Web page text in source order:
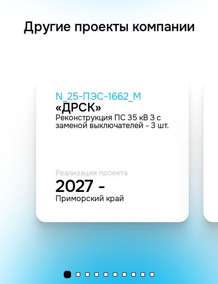
Другие проекты компании
N_25-ПЭС-1662_M
«ДРСК»
Реконструкция ПС 35 кВ З с
заменой выключателей - 3 шт.
Реализация проекта
2027 -
Приморский край